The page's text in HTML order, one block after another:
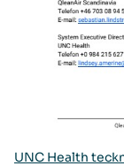
UNC Health